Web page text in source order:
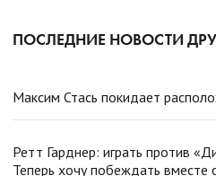
ПОСЛЕДНИЕ НОВОСТИ
Максим Стась покидает
Ретт Гарднер: играть против
Теперь хочу побеждать вместе